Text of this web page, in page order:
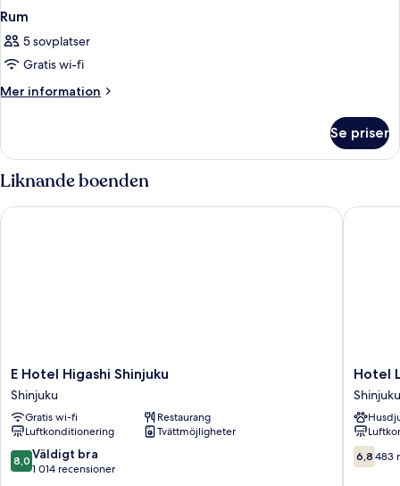
Rum
5 sovplatser
Gratis wi-fi
Mer information
Mer
Se priser
Liknande boenden
E
Hotel
Higashi
Shinjuku
Shinjuku
E Hotel Higashi Shinjuku
Shinjuku
Gratis wi-fi
Restaurang
Luftkonditionering
Tvättmöjligheter
8.0
av
8,0 Väldigt bra
1 014 recensioner
E Hotel Higashi Shinjuku
Hotel
Livemax
Shinjuku
Shinjuku
Hotel
Shinjuku
6.8
av
6,8 483
Hotel